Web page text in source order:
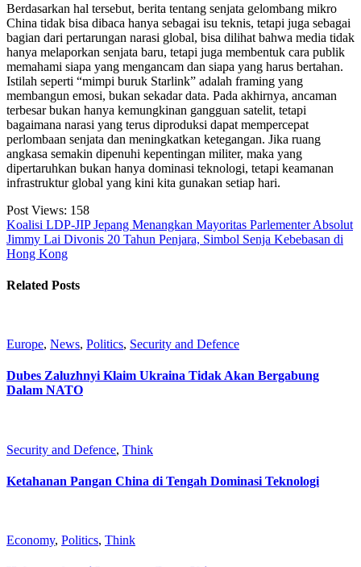
Berdasarkan hal tersebut, berita tentang senjata gelombang mikro
China tidak bisa dibaca hanya sebagai isu teknis, tetapi juga sebagai
bagian dari pertarungan narasi global, bisa dilihat bahwa media tidak
hanya melaporkan senjata baru, tetapi juga membentuk cara publik
memahami siapa yang mengancam dan siapa yang harus bertahan.
Istilah seperti “mimpi buruk Starlink” adalah framing yang
membangun emosi, bukan sekadar data. Pada akhirnya, ancaman
terbesar bukan hanya kemungkinan gangguan satelit, tetapi
bagaimana narasi yang terus diproduksi dapat mempercepat
perlombaan senjata dan meningkatkan ketegangan. Jika ruang
angkasa semakin dipenuhi kepentingan militer, maka yang
dipertaruhkan bukan hanya dominasi teknologi, tetapi keamanan
infrastruktur global yang kini kita gunakan setiap hari.
Post Views: 158
Koalisi LDP-JIP Jepang Menangkan Mayoritas Parlementer Absolut
Jimmy Lai Divonis 20 Tahun Penjara, Simbol Senja Kebebasan di
Hong Kong
Related Posts
Europe, News, Politics, Security and Defence
Dubes Zaluzhnyi Klaim Ukraina Tidak Akan Bergabung
Dalam NATO
Security and Defence, Think
Ketahanan Pangan China di Tengah Dominasi Teknologi
Economy, Politics, Think